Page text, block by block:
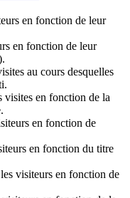
en fonction de leur
en fonction de leur
au cours desquelles
visites en fonction de la
en fonction de
en fonction du titre
visiteurs en fonction de